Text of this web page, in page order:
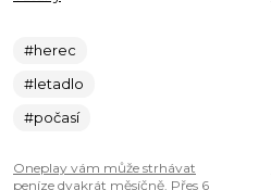
#herec
#letadlo
#počasí
Oneplay vám může strhávat
peníze dvakrát měsíčně. Přes 6